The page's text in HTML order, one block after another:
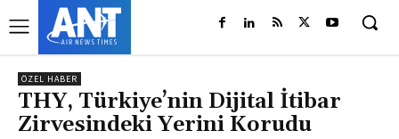
ÖZEL HABER
THY, Türkiye’nin Dijital İtibar
Zirvesindeki Yerini Korudu